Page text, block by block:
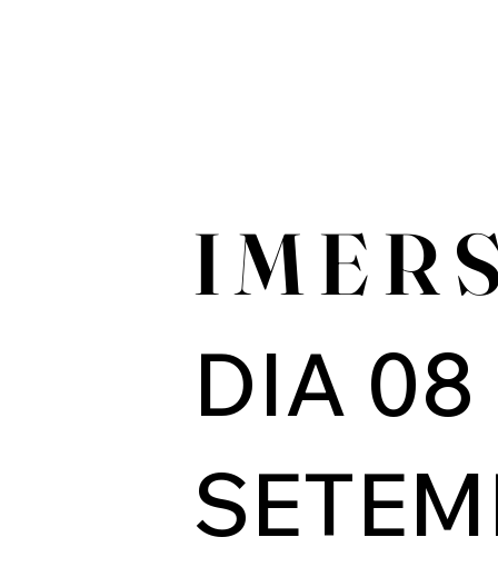
I M E R
DIA 08